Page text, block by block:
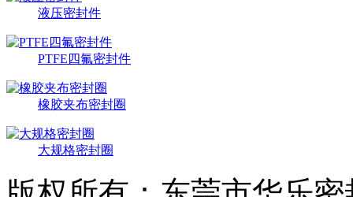
液压密封件
PTFE四氟密封件
橡胶夹布密封圈
大规格密封圈